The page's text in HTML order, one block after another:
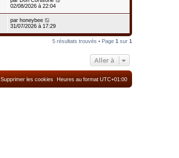
02/08/2026 à 22:04
par honeybee
31/07/2026 à 17:29
5 résultats trouvés • Page 1 sur 1
Aller à
Heures au format UTC+01:00
Supprimer les cookies